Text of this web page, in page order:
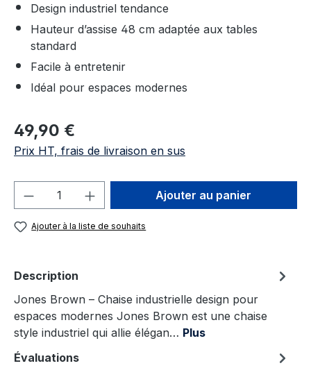
Design industriel tendance
Hauteur d’assise 48 cm adaptée aux tables
standard
Facile à entretenir
Idéal pour espaces modernes
Prix régulier :
49,90 €
Prix HT, frais de livraison en sus
Quantité de produit : Entrez la
Ajouter au panier
Ajouter à la liste de souhaits
Description
Jones Brown – Chaise industrielle design pour
espaces modernes Jones Brown est une chaise
style industriel qui allie élégan… Plus
Évaluations